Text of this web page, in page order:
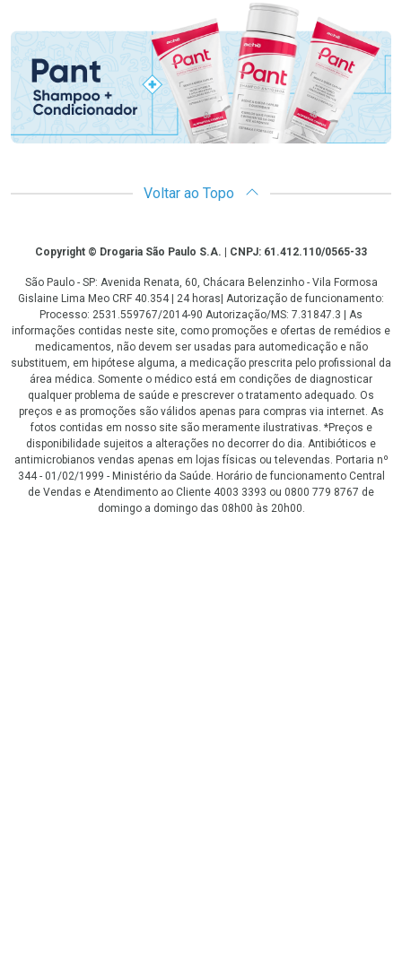
Promoção em Destaque
Voltar ao Topo
CopyrightCopyright © Drogaria São Paulo S.A. | CNPJ: 61.412.110/0565-33
São Paulo - SP: Avenida Renata, 60, Chácara Belenzinho - Vila Formosa
Gislaine Lima Meo CRF 40.354 | 24 horas| Autorização de funcionamento:
Processo: 2531.559767/2014-90 Autorização/MS: 7.31847.3 | As
informações contidas neste site, como promoções e ofertas de remédios e
medicamentos, não devem ser usadas para automedicação e não
substituem, em hipótese alguma, a medicação prescrita pelo profissional da
área médica. Somente o médico está em condições de diagnosticar
qualquer problema de saúde e prescrever o tratamento adequado. Os
preços e as promoções são válidos apenas para compras via internet. As
fotos contidas em nosso site são meramente ilustrativas. *Preços e
disponibilidade sujeitos a alterações no decorrer do dia. Antibióticos e
antimicrobianos vendas apenas em lojas físicas ou televendas. Portaria nº
344 - 01/02/1999 - Ministério da Saúde. Horário de funcionamento Central
de Vendas e Atendimento ao Cliente 4003 3393 ou 0800 779 8767 de
domingo a domingo das 08h00 às 20h00.